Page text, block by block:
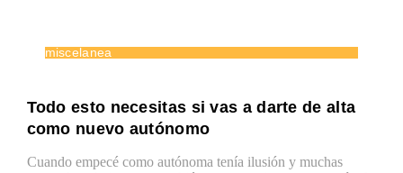
miscelanea
Todo esto necesitas si vas a darte de alta
como nuevo autónomo
Cuando empecé como autónoma tenía ilusión y muchas